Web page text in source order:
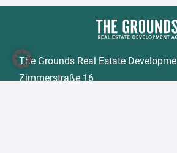
The Grounds Real Estate
Zimmerstraße 16